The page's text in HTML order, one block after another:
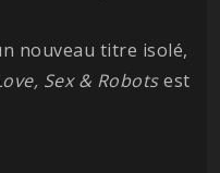
nouveau titre isolé,
Sex & Robotsest